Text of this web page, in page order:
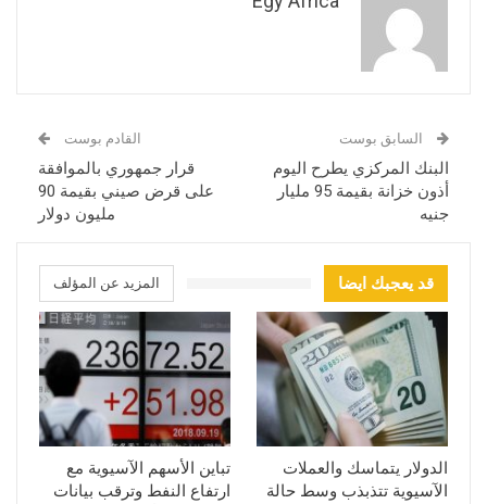
السابق بوست
البنك المركزي يطرح اليوم
أذون خزانة بقيمة 95 مليار
جنيه
القادم بوست
قرار جمهوري بالموافقة
على قرض صيني بقيمة 90
مليون دولار
قد يعجبك ايضا المزيد عن المؤلف
الدولار يتماسك والعملات
الآسيوية تتذبذب وسط حالة
تباين الأسهم الآسيوية مع
ارتفاع النفط وترقب بيانات